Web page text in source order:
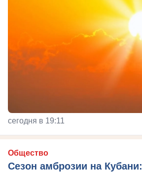
сегодня в 19:11
Общество
Сезон амброзии на Кубани: